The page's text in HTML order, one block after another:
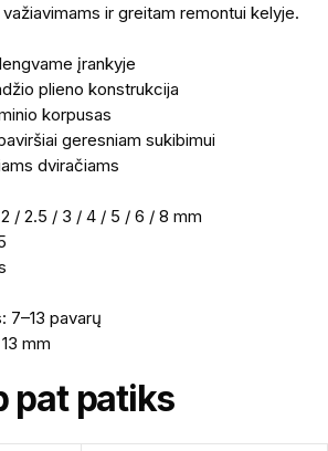
ir greitam remontui kelyje.
įrankyje
plieno konstrukcija
korpusas
geresniam sukibimui
dviračiams
/ 2.5 / 3 / 4 / 5 / 6 / 8 mm
7–13 pavarų
mm
pat patiks